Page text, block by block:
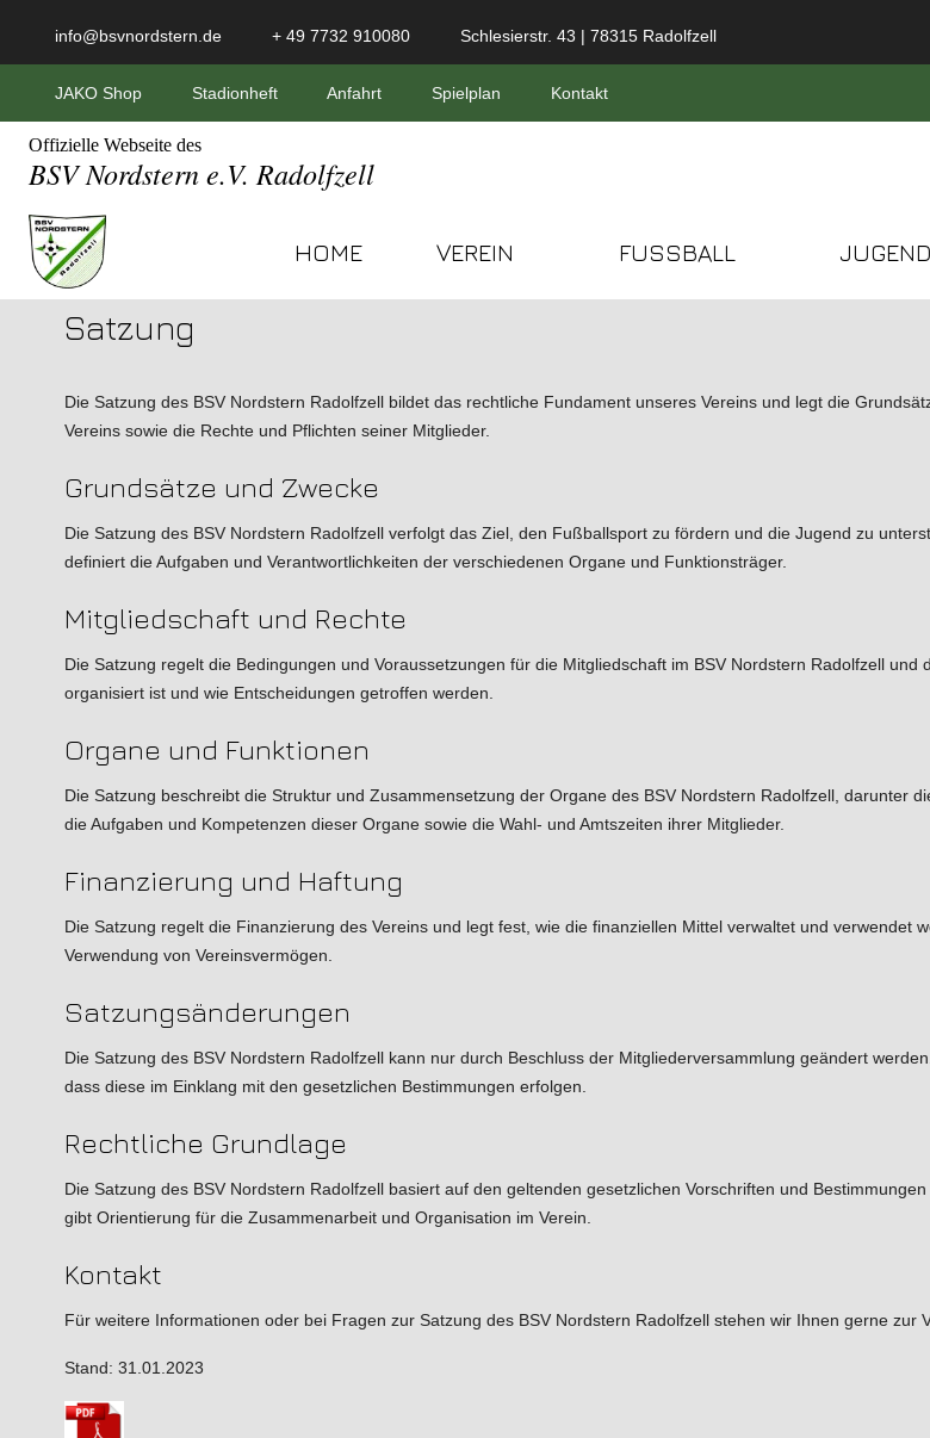
info@bsvnordstern.de + 49 7732 910080 Schlesierstr. 43 | 78315 Radolfzell
JAKO Shop Stadionheft Anfahrt Spielplan Kontakt
Offizielle Webseite des
BSV Nordstern e.V. Radolfzell
HOME VEREIN FUSSBALL JUGEND
Satzung
Die Satzung des BSV Nordstern Radolfzell bildet das rechtliche Fundament unseres Vereins und legt die
Vereins sowie die Rechte und Pflichten seiner Mitglieder.
Grundsätze und Zwecke
Die Satzung des BSV Nordstern Radolfzell verfolgt das Ziel, den Fußballsport zu fördern und die Jugend zu
definiert die Aufgaben und Verantwortlichkeiten der verschiedenen Organe und Funktionsträger.
Mitgliedschaft und Rechte
Die Satzung regelt die Bedingungen und Voraussetzungen für die Mitgliedschaft im BSV Nordstern Radolfzell
organisiert ist und wie Entscheidungen getroffen werden.
Organe und Funktionen
Die Satzung beschreibt die Struktur und Zusammensetzung der Organe des BSV Nordstern Radolfzell, darunter
die Aufgaben und Kompetenzen dieser Organe sowie die Wahl- und Amtszeiten ihrer Mitglieder.
Finanzierung und Haftung
Die Satzung regelt die Finanzierung des Vereins und legt fest, wie die finanziellen Mittel verwaltet und
Verwendung von Vereinsvermögen.
Satzungsänderungen
Die Satzung des BSV Nordstern Radolfzell kann nur durch Beschluss der Mitgliederversammlung geändert
dass diese im Einklang mit den gesetzlichen Bestimmungen erfolgen.
Rechtliche Grundlage
Die Satzung des BSV Nordstern Radolfzell basiert auf den geltenden gesetzlichen Vorschriften und
gibt Orientierung für die Zusammenarbeit und Organisation im Verein.
Kontakt
Für weitere Informationen oder bei Fragen zur Satzung des BSV Nordstern Radolfzell stehen wir Ihnen gerne zur
Stand: 31.01.2023